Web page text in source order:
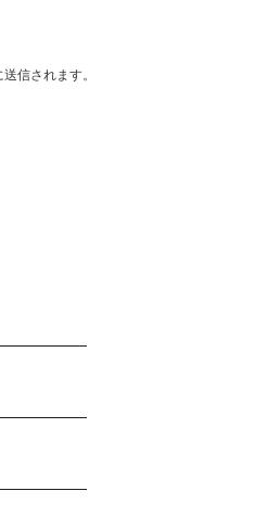
信されます。